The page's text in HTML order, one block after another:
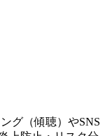
グ（傾聴）やSNS